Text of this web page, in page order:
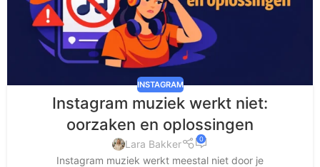
INSTAGRAM
Instagram muziek werkt niet:
oorzaken en oplossingen
Lara Bakker 0
Instagram muziek werkt meestal niet door je